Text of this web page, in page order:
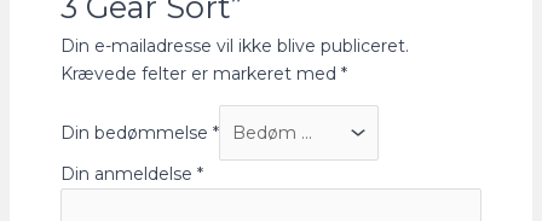
Din e-mailadresse vil ikke blive publiceret.
Krævede felter er markeret med *
Din bedømmelse *
Din anmeldelse *